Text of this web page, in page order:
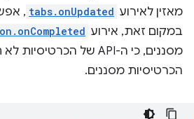
מאזין לאירוע tabs.onUpdated
,
במקום זאת, אירוע
הכרטיסיות מסננים.